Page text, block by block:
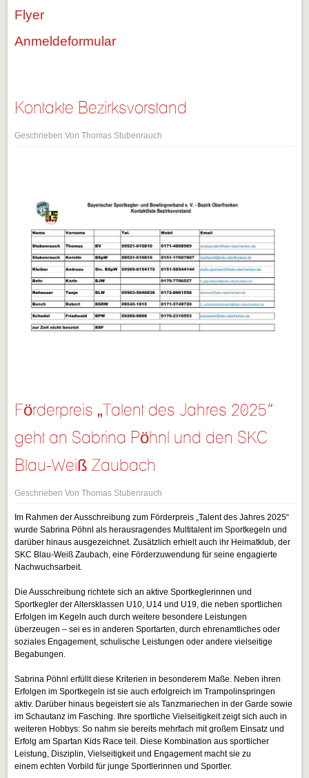
Flyer
Anmeldeformular
Kontakte Bezirksvorstand
Geschrieben Von Thomas Stubenrauch
Förderpreis „Talent des Jahres 2025“
geht an Sabrina Pöhnl und den SKC
Blau-Weiß Zaubach
Geschrieben Von Thomas Stubenrauch
Im Rahmen der Ausschreibung zum Förderpreis „Talent des Jahres 2025“
wurde Sabrina Pöhnl als herausragendes Multitalent im Sportkegeln und
darüber hinaus ausgezeichnet. Zusätzlich erhielt auch ihr Heimatklub, der
SKC Blau-Weiß Zaubach, eine Förderzuwendung für seine engagierte
Nachwuchsarbeit.
Die Ausschreibung richtete sich an aktive Sportkeglerinnen und
Sportkegler der Altersklassen U10, U14 und U19, die neben sportlichen
Erfolgen im Kegeln auch durch weitere besondere Leistungen
überzeugen – sei es in anderen Sportarten, durch ehrenamtliches oder
soziales Engagement, schulische Leistungen oder andere vielseitige
Begabungen.
Sabrina Pöhnl erfüllt diese Kriterien in besonderem Maße. Neben ihren
Erfolgen im Sportkegeln ist sie auch erfolgreich im Trampolinspringen
aktiv. Darüber hinaus begeistert sie als Tanzmariechen in der Garde sowie
im Schautanz im Fasching. Ihre sportliche Vielseitigkeit zeigt sich auch in
weiteren Hobbys: So nahm sie bereits mehrfach mit großem Einsatz und
Erfolg am Spartan Kids Race teil. Diese Kombination aus sportlicher
Leistung, Disziplin, Vielseitigkeit und Engagement macht sie zu
einem echten Vorbild für junge Sportlerinnen und Sportler.